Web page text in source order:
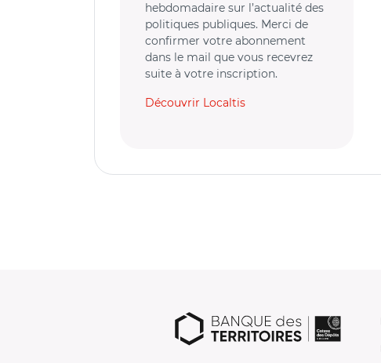
hebdomadaire sur l’actualité des
politiques publiques. Merci de
confirmer votre abonnement
dans le mail que vous recevrez
suite à votre inscription.
Découvrir Localtis